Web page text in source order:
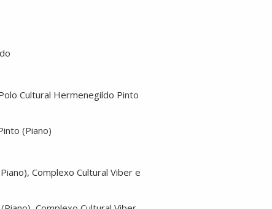
Cultural Hermenegildo Pinto
(Piano)
Complexo Cultural Viber e